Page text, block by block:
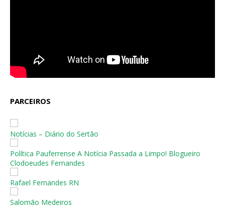
PARCEIROS
Notícias – Diário do Sertão
Política Pauferrense A Notícia Passada a Limpo! Blogueiro
Clodoeudes Fernandes
Rafael Fernandes RN
Salomão Medeiros